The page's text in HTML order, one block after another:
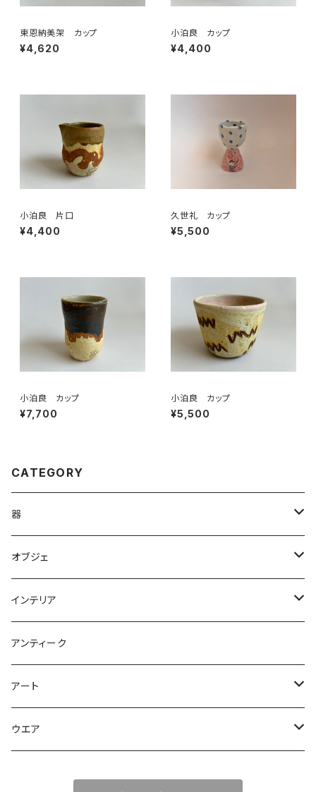
東恩納美架 カップ
¥4,620
小泊良 カップ
¥4,400
小泊良 片口
¥4,400
久世礼 カップ
¥5,500
小泊良 カップ
¥7,700
小泊良 カップ
¥5,500
CATEGORY
器
やきもの
ガラス
木
鉢
皿
オブジェ
オブジェ
アクセサリー
鉢
皿
インテリア
ライト 照明
花器
アンティーク
アート
彫刻
ウエア